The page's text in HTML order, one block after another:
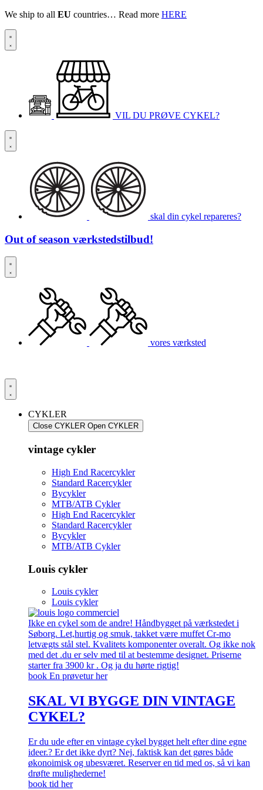
We ship to all EU countries… Read more HERE
VIL DU PRØVE CYKEL?
skal din cykel repareres?
Out of season værkstedstilbud!
vores værksted
CYKLER
Close CYKLER Open CYKLER
vintage cykler
High End Racercykler
Standard Racercykler
Bycykler
MTB/ATB Cykler
High End Racercykler
Standard Racercykler
Bycykler
MTB/ATB Cykler
Louis cykler
Louis cykler
Louis cykler
Ikke en cykel som de andre! Håndbygget på værkstedet i
Søborg. Let,hurtig og smuk, takket være muffet Cr-mo
letvægts stål stel. Kvalitets komponenter overalt. Og ikke nok
med det .du er selv med til at bestemme designet. Priserne
starter fra 3900 kr . Og ja du hørte rigtig!
book En prøvetur her
SKAL VI BYGGE DIN VINTAGE
CYKEL?
Er du ude efter en vintage cykel bygget helt efter dine egne
ideer.? Er det ikke dyrt? Nej, faktisk kan det gøres både
økonoimisk og ubesværet. Reserver en tid med os, så vi kan
drøfte mulighederne!
book tid her